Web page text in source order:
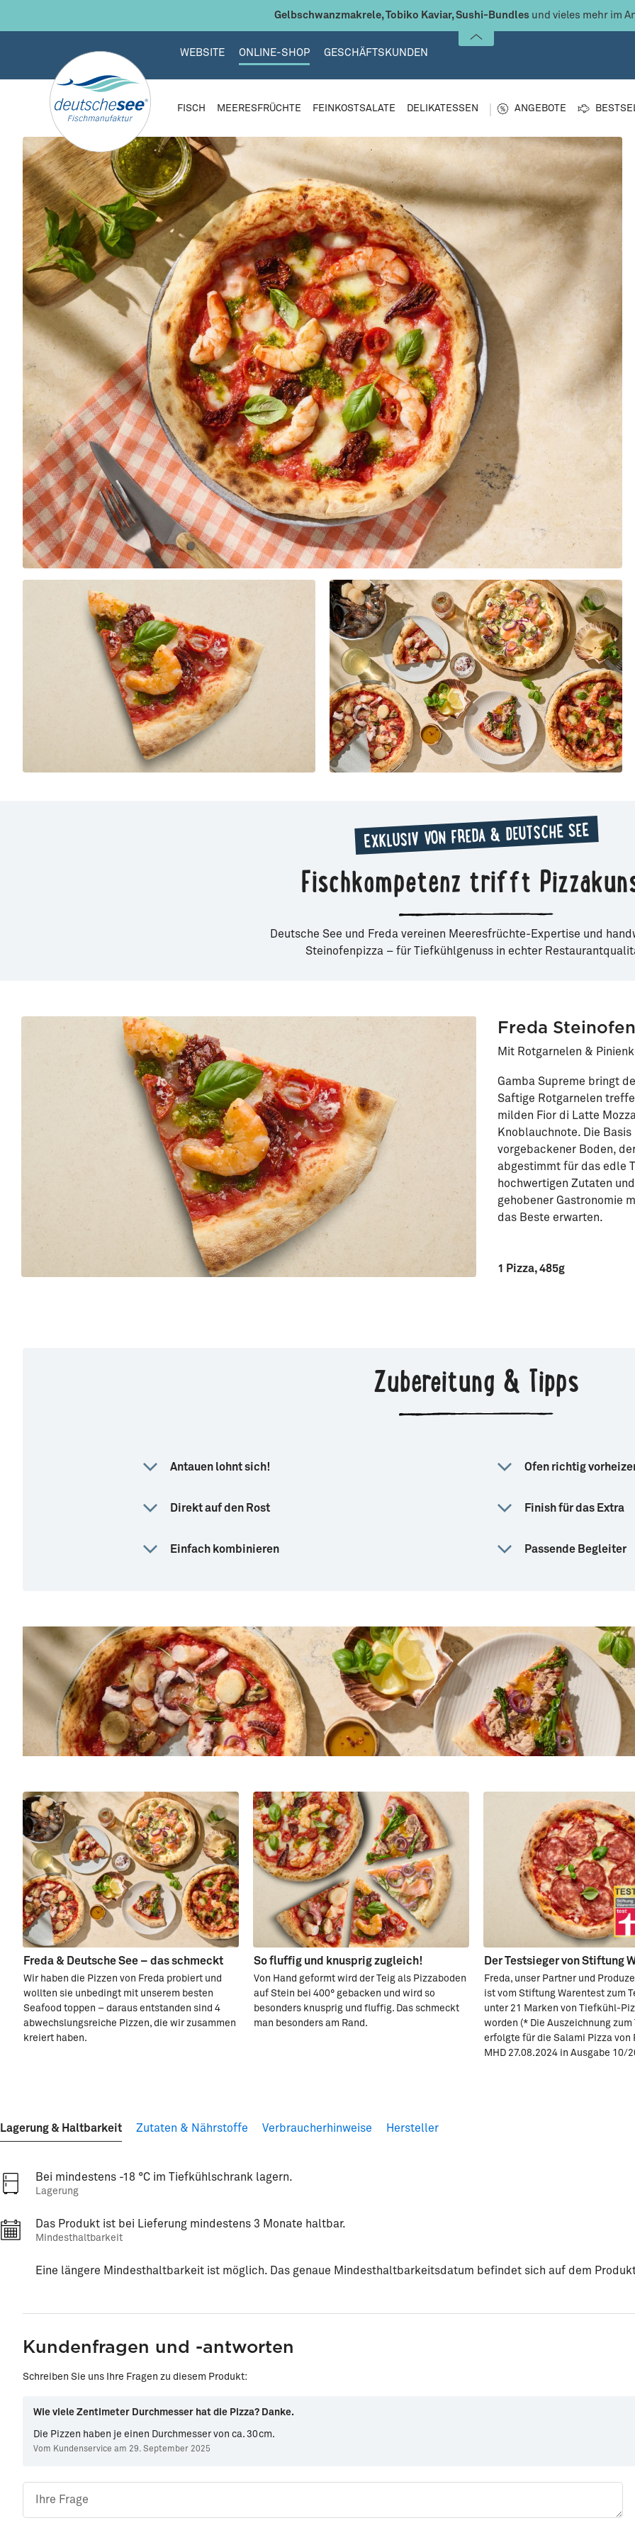
Gelbschwanzmakrele, Tobiko Kaviar, Sushi-Bundles und vieles mehr im
WEBSITE ONLINE-SHOP GESCHÄFTSKUNDEN
FISCH MEERESFRÜCHTE FEINKOSTSALATE DELIKATESSEN ANGEBOTE
EXKLUSIV VON FREDA & DEUTSCHE SEE
Fischkompetenz trifft
Deutsche See und Freda vereinen Meeresfrüchte-Expertise und
Steinofenpizza – für Tiefkühlgenuss in echter
Freda
Mit Rotgarnelen &
Gamba Supreme bringt
Saftige Rotgarnelen
milden Fior di Latte
Knoblauchnote. Die
vorgebackener Boden,
abgestimmt für das edle
hochwertigen Zutaten
gehobener Gastronomie
das Beste erwarten.
1 Pizza, 485g
Zubereitung & Tipps
Antauen lohnt sich! Ofen richtig
Direkt auf den Rost Finish für das Extra
Einfach kombinieren Passende Begleiter
Freda & Deutsche See – das schmeckt
Wir haben die Pizzen von Freda probiert und
wollten sie unbedingt mit unserem besten
Seafood toppen – daraus entstanden sind 4
abwechslungsreiche Pizzen, die wir zusammen
kreiert haben.
So fluffig und knusprig zugleich!
Von Hand geformt wird der Teig als Pizzaboden
auf Stein bei 400° gebacken und wird so
besonders knusprig und fluffig. Das schmeckt
man besonders am Rand.
Der Testsieger von Stiftung
Freda, unser Partner und
ist vom Stiftung Warentest zum
unter 21 Marken von Tiefkühl-
worden (* Die Auszeichnung zum
erfolgte für die Salami Pizza von
MHD 27.08.2024 in Ausgabe 10/
Lagerung & Haltbarkeit Zutaten & Nährstoffe Verbraucherhinweise Hersteller
Bei mindestens -18 °C im Tiefkühlschrank lagern.
Lagerung
Das Produkt ist bei Lieferung mindestens 3 Monate haltbar.
Mindesthaltbarkeit
Eine längere Mindesthaltbarkeit ist möglich. Das genaue Mindesthaltbarkeitsdatum befindet sich auf dem
Kundenfragen und -antworten
Schreiben Sie uns Ihre Fragen zu diesem Produkt:
Wie viele Zentimeter Durchmesser hat die Pizza? Danke.
Die Pizzen haben je einen Durchmesser von ca. 30cm.
Vom Kundenservice am 29. September 2025